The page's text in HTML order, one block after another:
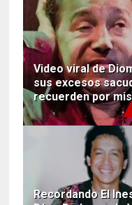
Video viral de
sus excesos
recuerden por
Recordando El